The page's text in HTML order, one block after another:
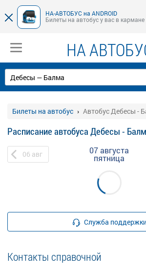
НА-АВТОБУС на ANDROID
Билеты на автобус у вас в кармане
НА
Билеты на автобус Автобус Дебесы -
Расписание автобуса Дебесы -
06 авг 07 августа
пятница
Служба поддержки
Контакты справочной